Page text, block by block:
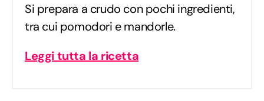
Si prepara a crudo con pochi ingredienti,
tra cui pomodori e mandorle.
Leggi tutta la ricetta